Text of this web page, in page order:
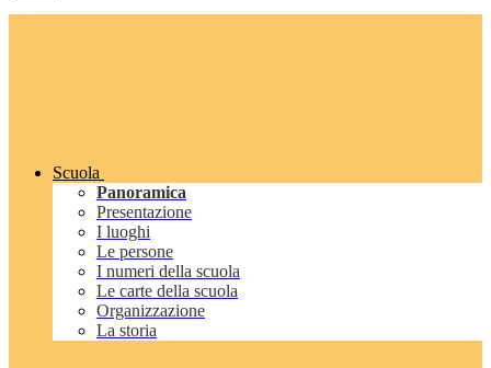
Scuola
Panoramica
Presentazione
I luoghi
Le persone
I numeri della scuola
Le carte della scuola
Organizzazione
La storia